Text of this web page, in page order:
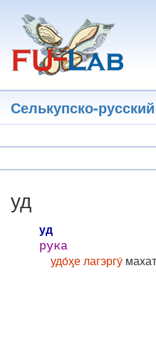
основному
содержанию
Селькупско-
уд
уд
рука
удо́ӽе лагэргу́